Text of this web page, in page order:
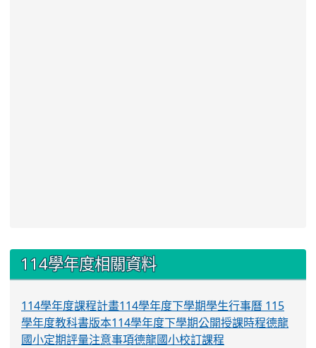
::: 114學年度相關資料
114學年度課程計畫114學年度下學期學生行事曆 115
學年度教科書版本114學年度下學期公開授課時程德龍
國小定期評量注意事項德龍國小校訂課程